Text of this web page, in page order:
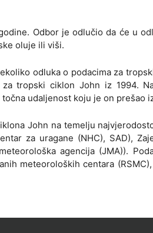
Odbor je odlučio da će u
oluje ili viši.
odluka o podacima za
tropski ciklon John iz 1994.
udaljenost koju je on prešao
John na temelju
za uragane (NHC), SAD),
agencija (JMA)).
meteoroloških centara